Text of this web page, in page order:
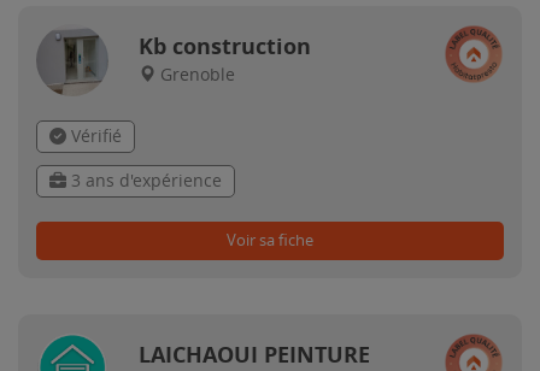
Kb construction
Grenoble
Vérifié
3 ans d'expérience
Voir sa fiche
LAICHAOUI PEINTURE